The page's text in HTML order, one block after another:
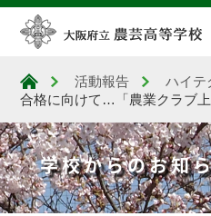
大阪府立農芸高等学校
活動報告
ハイテ
合格に向けて…「農業クラブ上
学校からのお知